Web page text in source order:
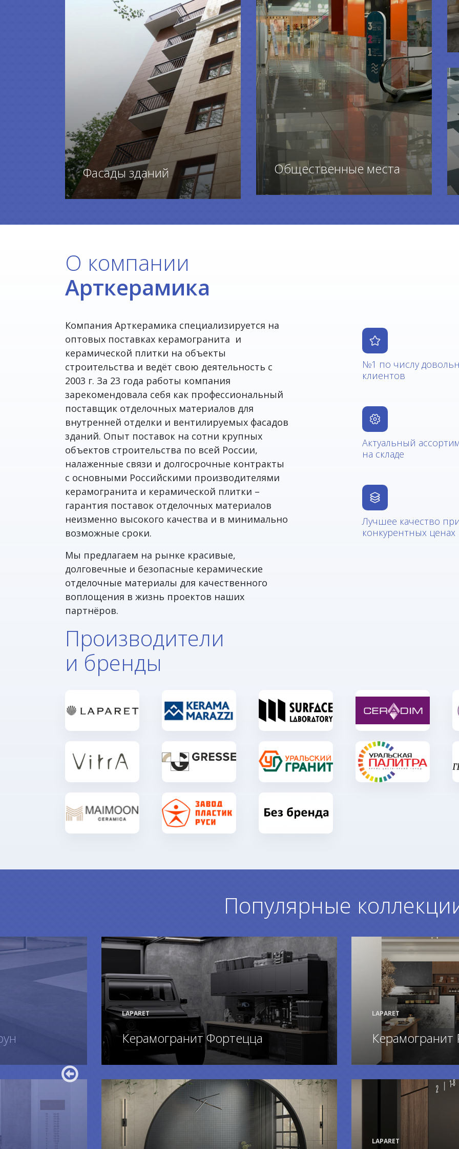
Фасады зданий Общественные места
О компании
Арткерамика
Компания Арткерамика специализируется на
оптовых поставках керамогранита и
керамической плитки на объекты
строительства и ведёт свою деятельность с
2003 г. За 23 года работы компания
зарекомендовала себя как профессиональный
поставщик отделочных материалов для
внутренней отделки и вентилируемых фасадов
зданий. Опыт поставок на сотни крупных
объектов строительства по всей России,
налаженные связи и долгосрочные контракты
с основными Российскими производителями
керамогранита и керамической плитки –
гарантия поставок отделочных материалов
неизменно высокого качества и в минимально
возможные сроки.
Мы предлагаем на рынке красивые,
долговечные и безопасные керамические
отделочные материалы для качественного
воплощения в жизнь проектов наших
партнёров.
№1 по числу
клиентов
Актуальный
на складе
Лучшее качество
конкурентных ценах
Производители
и бренды
Популярные
LAPARET
Керамогранит Фортецца
LAPARET
LAPARET